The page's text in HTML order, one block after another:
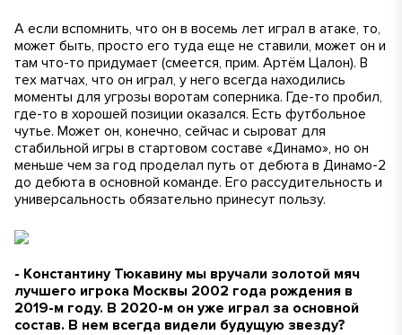
А если вспомнить, что он в восемь лет играл в атаке, то,
может быть, просто его туда еще не ставили, может он и
там что-то придумает (смеется, прим. Артём Цалон). В
тех матчах, что он играл, у него всегда находились
моменты для угрозы воротам соперника. Где-то пробил,
где-то в хорошей позиции оказался. Есть футбольное
чутье. Может он, конечно, сейчас и сыроват для
стабильной игры в стартовом составе «Динамо», но он
меньше чем за год проделал путь от дебюта в Динамо-2
до дебюта в основной команде. Его рассудительность и
универсальность обязательно принесут пользу.
- Константину Тюкавину мы вручали золотой мяч
лучшего игрока Москвы 2002 года рождения в
2019-м году. В 2020-м он уже играл за основной
состав. В нем всегда видели будущую звезду?